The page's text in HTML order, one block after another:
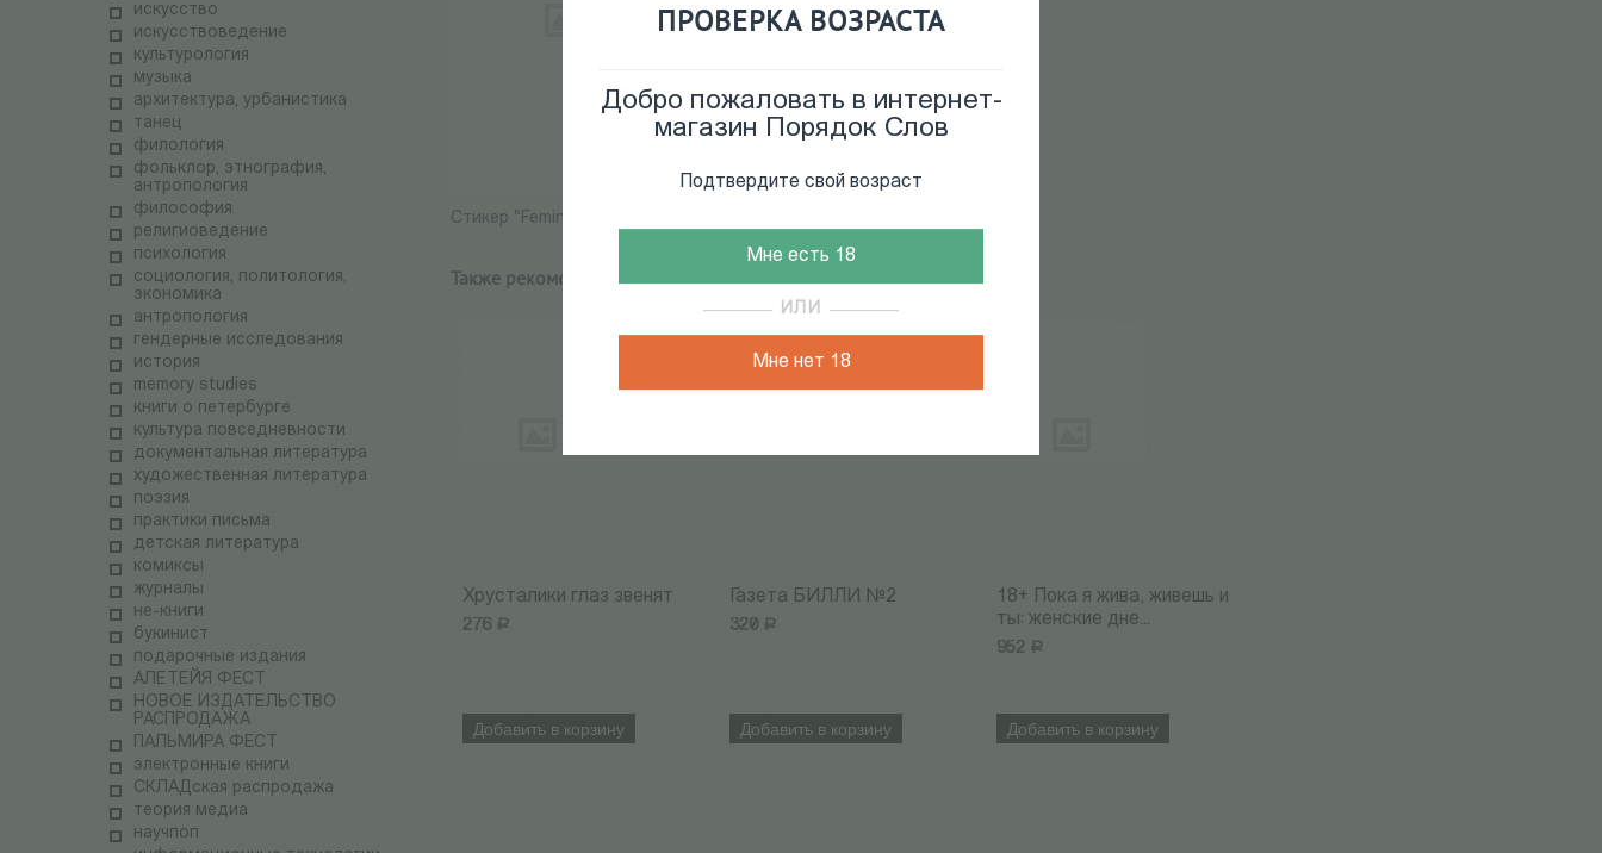
ПРОВЕРКА ВОЗРАСТА
Добро пожаловать в интернет-
магазин Порядок Слов
Подтвердите свой возраст
Мне есть 18
ИЛИ
Мне нет 18
искусство
искусствоведение
культурология
музыка
архитектура, урбанистика
танец
филология
фольклор, этнография,
антропология
философия
религиоведение
психология
социология, политология,
экономика
антропология
гендерные исследования
история
memory studies
книги о петербурге
культура повседневности
документальная литература
художественная литература
поэзия
практики письма
детская литература
комиксы
журналы
не-книги
букинист
подарочные издания
АЛЕТЕЙЯ ФЕСТ
НОВОЕ ИЗДАТЕЛЬСТВО
РАСПРОДАЖА
ПАЛЬМИРА ФЕСТ
электронные книги
СКЛАДская распродажа
теория медиа
научпоп
Нет в наличии
Стикер "Feminism"
Также рекомендуем:
Хрусталики глаз звенят
276 Р
Добавить в корзину
Газета БИЛЛИ №2
320 Р
Добавить в корзину
18+ Пока я жива, живешь и
ты: женские дне...
952 Р
Добавить в корзину